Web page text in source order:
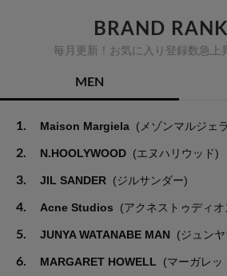
BRAND
毎月更新！お気に入り登録数急上
MEN
1. Maison Margiela (メゾンマルジェ
2. N.HOOLYWOOD (エヌハリウッド)
3. JIL SANDER (ジルサンダー)
4. Acne Studios (アクネストゥディオ
5. JUNYA WATANABE MAN (ジュン
6. MARGARET HOWELL (マーガレッ